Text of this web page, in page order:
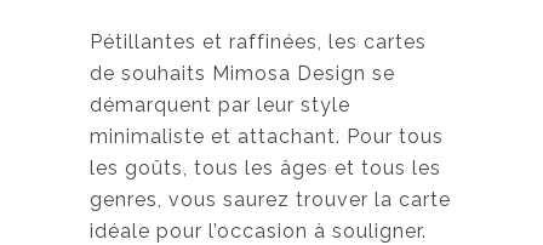
Pétillantes et raffinées, les cartes
de souhaits Mimosa Design se
démarquent par leur style
minimaliste et attachant. Pour tous
les goûts, tous les âges et tous les
genres, vous saurez trouver la carte
idéale pour l’occasion à souligner.